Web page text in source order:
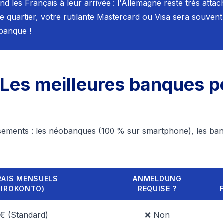
les Français à leur arrivée : l'Allemagne reste très
quartier, votre rutilante Mastercard ou Visa sera
!
meilleures banques
: les néobanques (100 % sur smartphone), les
MENSUELS
ANMELDUNG
REQUISE ?
(Standard) ❌ Non